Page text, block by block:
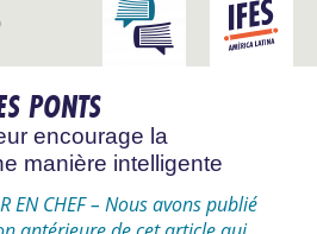
INTERAGIR AVEC
L’UNIVERSITÉLATINE
PONTS
encourage la
manière intelligente
EN CHEF – Nous avons publié